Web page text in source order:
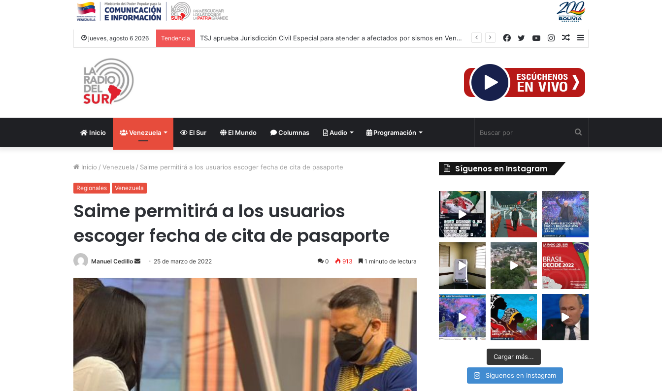
jueves, agosto 6 2026 Tendencia Lamentan salida de Chile del Movimiento de Países No Alineados
Barra
Publicación
azar
Instagram
YouTube
Twitter
Facebook
Inicio Venezuela El Sur El Mundo Columnas Audio Programación
Inicio / Venezuela / Saime permitirá a los usuarios escoger fecha de cita de pasaporte
Regionales Venezuela
Saime permitirá a los usuarios
escoger fecha de cita de pasaporte
Manuel Cedillo
Send25 de marzo de 2022 0 913 1 minuto de lectura
Síguenos en Instagram
Cargar más...
Síguenos en Instagram